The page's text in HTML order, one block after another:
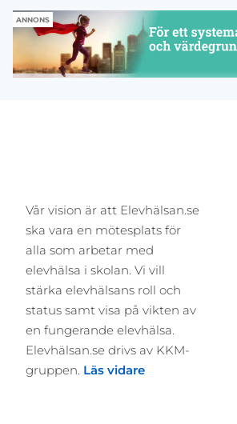
ANNONS
Vår vision är att Elevhälsan.se
ska vara en mötesplats för
alla som arbetar med
elevhälsa i skolan. Vi vill
stärka elevhälsans roll och
status samt visa på vikten av
en fungerande elevhälsa.
Elevhälsan.se drivs av KKM-
gruppen. Läs vidare